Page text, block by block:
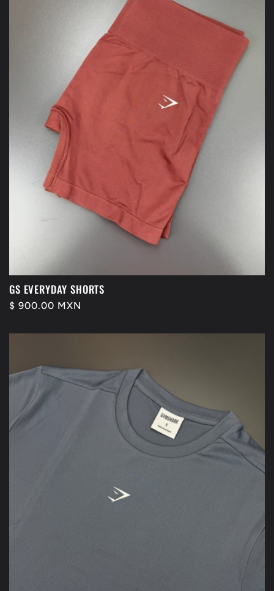
GS EVERYDAY SHORTS
Precio
$ 900.00 MXN